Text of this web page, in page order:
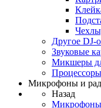
Другое DJ-
Звуковые
Микшеры
Микрофоны и
Назад
Микрофоны